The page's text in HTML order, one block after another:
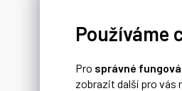
Používáme
Pro správné
zobrazit další pro vás